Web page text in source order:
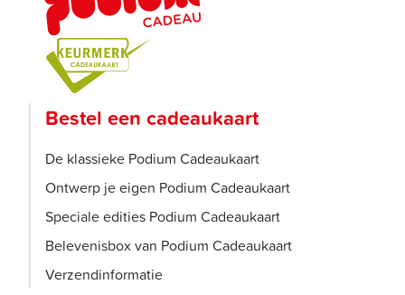
Bestel een cadeaukaart
De klassieke Podium Cadeaukaart
Ontwerp je eigen Podium Cadeaukaart
Speciale edities Podium Cadeaukaart
Belevenisbox van Podium Cadeaukaart
Verzendinformatie